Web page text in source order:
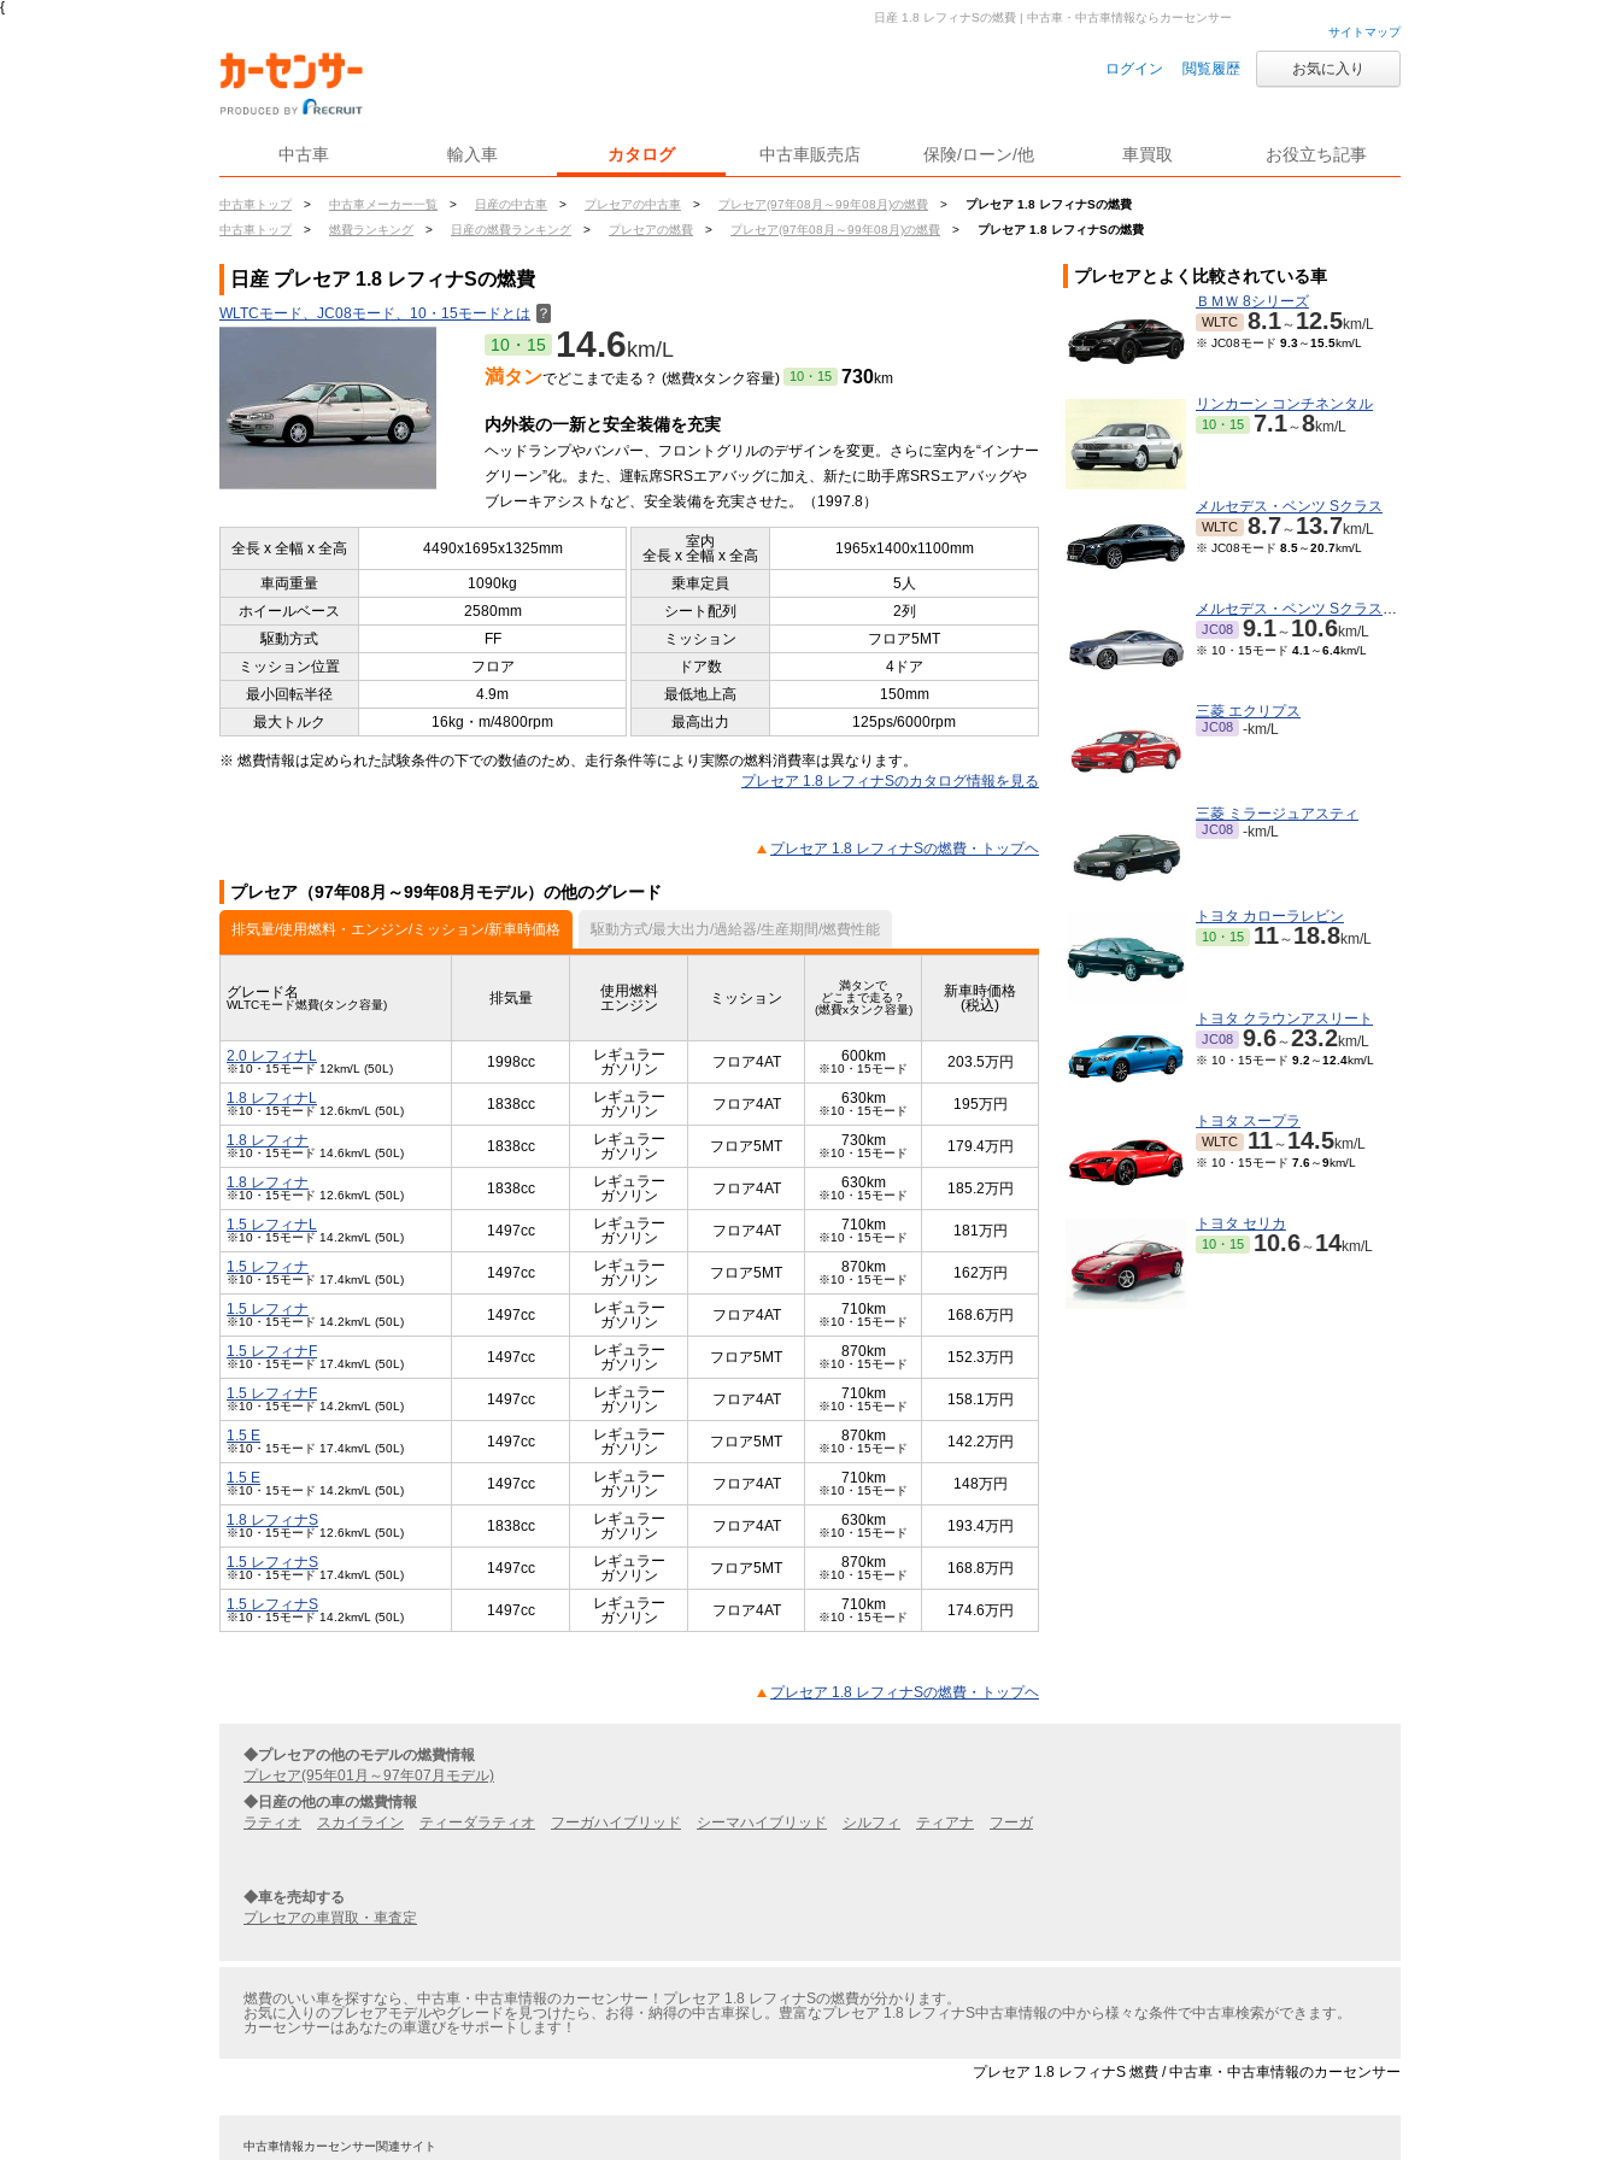
{
サイトマップ
ログイン 閲覧履歴 お気に入り
中古車 輸入車 カタログ 中古車販売店 保険/ローン/他 車買取 お役立ち記事
中古車トップ > 中古車メーカー一覧 > 日産の中古車 > プレセアの中古車 > プレセア(97年08月～99年08月)の燃費 >
プレセア 1.8 レフィナSの燃費
中古車トップ
> 燃費ランキング > 日産の燃費ランキング > プレセアの燃費 > プレセア(97年08月～99年08月)の燃費 > プレセア 1.8 レフィナSの燃費
日産 1.8 レフィナSの燃費 | 中古車・中古車情報ならカーセンサー
日産 プレセア 1.8 レフィナSの燃費
WLTCモード、JC08モード、10・15モードとは ？
10・15 14.6km/L
満タンでどこまで走る？ (燃費xタンク容量) 10・15 730km
内外装の一新と安全装備を充実
ヘッドランプやバンパー、フロントグリルのデザインを変更。さらに室内を“インナー
グリーン”化。また、運転席SRSエアバッグに加え、新たに助手席SRSエアバッグや
ブレーキアシストなど、安全装備を充実させた。（1997.8）
全長 x 全幅 x 全高 4490x1695x1325mm
室内
全長 x 全幅 x 全高
1965x1400x1100mm
車両重量 1090kg 乗車定員
5人
ホイールベース
2580mm シート配列
2列
駆動方式
FF ミッション
フロア5MT
ミッション位置
フロア ドア数
4ドア
最小回転半径
4.9m 最低地上高
150mm
最大トルク
16kg・m/4800rpm 最高出力 125ps/6000rpm
※ 燃費情報は定められた試験条件の下での数値のため、走行条件等により実際の燃料消費率は異なります。
プレセア 1.8 レフィナSのカタログ情報を見る
プレセア 1.8 レフィナSの燃費・トップヘ
プレセア（97年08月～99年08月モデル）の他のグレード
排気量/使用燃料・エンジン/ミッション/新車時価格 駆動方式/最大出力/過給器/生産期間/燃費性能
グレード名
WLTCモード燃費(タンク容量) 排気量
使用燃料
エンジン
ミッション
満タンで
どこまで走る？
(燃費xタンク容量)
新車時価格
(税込)
2.0 レフィナL
※10・15モード 12km/L (50L) 1998cc
レギュラー
ガソリン
フロア4AT 600km
※10・15モード 203.5万円
1.8 レフィナL
※10・15モード 12.6km/L (50L) 1838cc
レギュラー
ガソリン
フロア4AT 630km
※10・15モード 195万円
1.8 レフィナ
※10・15モード 14.6km/L (50L) 1838cc
レギュラー
ガソリン
フロア5MT 730km
※10・15モード 179.4万円
1.8 レフィナ
※10・15モード 12.6km/L (50L) 1838cc
レギュラー
ガソリン
フロア4AT 630km
※10・15モード 185.2万円
1.5 レフィナL
※10・15モード 14.2km/L (50L) 1497cc
レギュラー
ガソリン
フロア4AT 710km
※10・15モード 181万円
1.5 レフィナ
※10・15モード 17.4km/L (50L) 1497cc
レギュラー
ガソリン
フロア5MT 870km
※10・15モード 162万円
1.5 レフィナ
※10・15モード 14.2km/L (50L) 1497cc
レギュラー
ガソリン
フロア4AT 710km
※10・15モード 168.6万円
1.5 レフィナF
※10・15モード 17.4km/L (50L) 1497cc
レギュラー
ガソリン
フロア5MT 870km
※10・15モード 152.3万円
1.5 レフィナF
※10・15モード 14.2km/L (50L) 1497cc
レギュラー
ガソリン
フロア4AT 710km
※10・15モード 158.1万円
1.5 E
※10・15モード 17.4km/L (50L) 1497cc
レギュラー
ガソリン
フロア5MT 870km
※10・15モード 142.2万円
1.5 E
※10・15モード 14.2km/L (50L) 1497cc
レギュラー
ガソリン
フロア4AT 710km
※10・15モード 148万円
1.8 レフィナS
※10・15モード 12.6km/L (50L) 1838cc
レギュラー
ガソリン
フロア4AT 630km
※10・15モード 193.4万円
1.5 レフィナS
※10・15モード 17.4km/L (50L) 1497cc
レギュラー
ガソリン
フロア5MT 870km
※10・15モード 168.8万円
1.5 レフィナS
※10・15モード 14.2km/L (50L) 1497cc
レギュラー
ガソリン
フロア4AT 710km
※10・15モード 174.6万円
プレセア 1.8 レフィナSの燃費・トップヘ
プレセアとよく比較されている車
ＢＭＷ 8シリーズ
WLTC 8.1～ 12.5km/L
※ JC08モード 9.3～15.5km/L
リンカーン コンチネンタル
10・15 7.1～8km/L
メルセデス・ベンツ Sクラス
WLTC 8.7～ 13.7km/L
※ JC08モード 8.5～20.7km/L
メルセデス・ベンツ Sクラスクーペ
JC08 9.1～ 10.6km/L
※ 10・15モード 4.1 ～6.4km/L
三菱 エクリプス
JC08 -km/L
三菱 ミラージュアスティ
JC08 -km/L
トヨタ カローラレビン
10・15 11～ 18.8km/L
トヨタ クラウンアスリート
JC08 9.6～23.2km/L
※ 10・15モード 9.2 ～12.4km/L
トヨタ スープラ
WLTC 11～ 14.5km/L
※ 10・15モード 7.6～9km/L
トヨタ セリカ
10・15 10.6～ 14km/L
◆プレセアの他のモデルの燃費情報
プレセア(95年01月～97年07月モデル)
◆日産の他の車の燃費情報
ラティオ
スカイライン ティーダラティオ フーガハイブリッド シーマハイブリッド シルフィ ティアナ フーガ
◆車を売却する
プレセアの車買取・車査定
燃費のいい車を探すなら、中古車・中古車情報のカーセンサー！プレセア 1.8 レフィナSの燃費が分かります。
お気に入りのプレセアモデルやグレードを見つけたら、お得・納得の中古車探し。豊富なプレセア 1.8 レフィナS中古車情報の中から様々な条件で中古車検索ができます。
カーセンサーはあなたの車選びをサポートします！
プレセア 1.8 レフィナS 燃費 / 中古車・中古車情報のカーセンサー
中古車情報カーセンサー関連サイト